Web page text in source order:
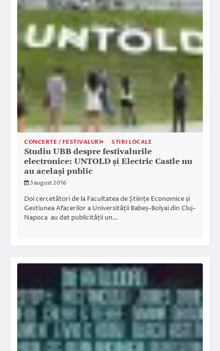
CONCERTE / FESTIVALURI STIRI LOCALE
Studiu UBB despre festivalurile
electronice: UNTOLD și Electric Castle nu
au același public
3 august 2016
Doi cercetători de la Facultatea de Științe Economice și
Gestiunea Afacerilor a Universității Babeș-Bolyai din Cluj-
Napoca au dat publicității un…